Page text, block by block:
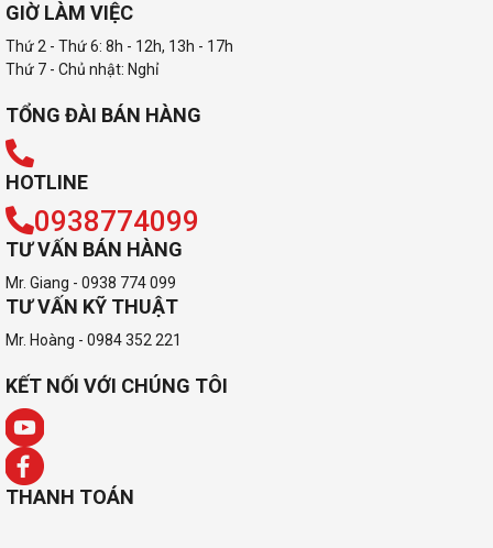
GIỜ LÀM VIỆC
Thứ 2 - Thứ 6: 8h - 12h, 13h - 17h
Thứ 7 - Chủ nhật: Nghỉ
TỔNG ĐÀI BÁN HÀNG
HOTLINE
0938774099
TƯ VẤN BÁN HÀNG
Mr. Giang - 0938 774 099
TƯ VẤN KỸ THUẬT
Mr. Hoàng - 0984 352 221
KẾT NỐI VỚI CHÚNG TÔI
THANH TOÁN